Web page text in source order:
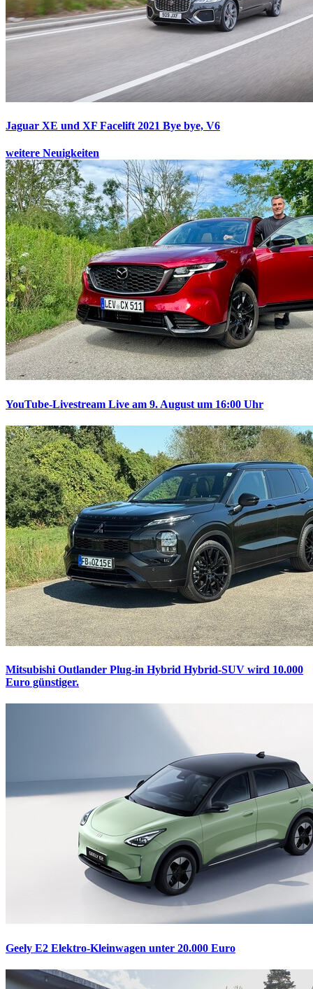
Jaguar XE und XF Facelift 2021 Bye bye, V6
weitere Neuigkeiten
YouTube-Livestream Live am 9. August um 16:00 Uhr
Mitsubishi Outlander Plug-in Hybrid Hybrid-SUV wird 10.000
Euro günstiger.
Geely E2 Elektro-Kleinwagen unter 20.000 Euro